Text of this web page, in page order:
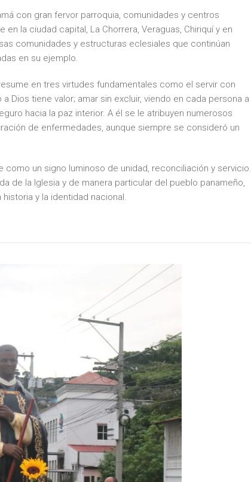
con gran fervor parroquia, comunidades y centros
la ciudad capital, La Chorrera, Veraguas, Chiriquí y en
comunidades y estructuras eclesiales que continúan
en su ejemplo.
en tres virtudes fundamentales como el servir con
Dios tiene valor; amar sin excluir, viendo en cada persona a
hacia la paz interior. A él se le atribuyen numerosos
de enfermedades, aunque siempre se consideró un
un signo luminoso de unidad, reconciliación y servicio.
de la Iglesia y de manera particular del pueblo panameño,
y la identidad nacional.